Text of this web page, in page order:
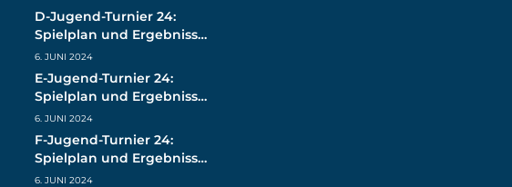
D-Jugend-Turnier 24:
Spielplan und Ergebnisse
(live)
6. JUNI 2024
E-Jugend-Turnier 24:
Spielplan und Ergebnisse
(live)
6. JUNI 2024
F-Jugend-Turnier 24:
Spielplan und Ergebnisse
(live)
6. JUNI 2024